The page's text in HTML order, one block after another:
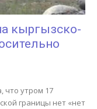
кыргызско-
что утром 17
границы нет «нет